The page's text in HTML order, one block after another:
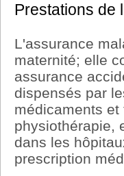
Prestations de
L'assurance
maternité; elle
assurance
dispensés par
médicaments
physiothérapie,
dans les
prescription